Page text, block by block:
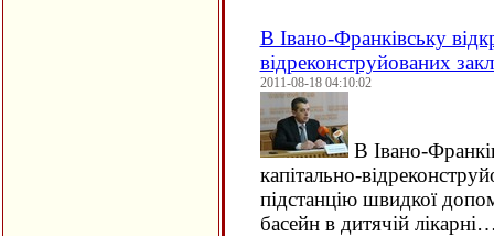
В Івано-Франківську
відреконструйованих
2011-08-18 04:10:02
В Івано-
капітально-
підстанцію швидкої
басейн в дитячій